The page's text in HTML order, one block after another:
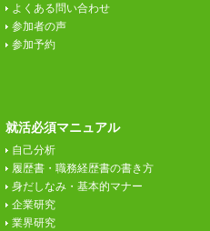
よくある問い合わせ
参加者の声
参加予約
就活必須マニュアル
自己分析
履歴書・職務経歴書の書き方
身だしなみ・基本的マナー
企業研究
業界研究